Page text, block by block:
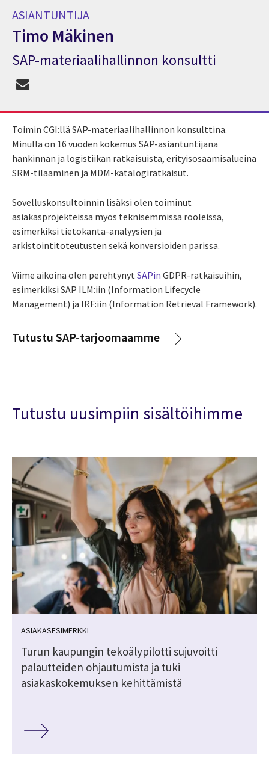
ASIANTUNTIJA
Timo Mäkinen
Asiantuntija Timo Mäkinen
SAP-materiaalihallinnon konsultti
Toimin CGI:llä SAP-materiaalihallinnon konsulttina.
Minulla on 16 vuoden kokemus SAP-asiantuntijana
hankinnan ja logistiikan ratkaisuista, erityisosaamisalueina
SRM-tilaaminen ja MDM-katalogiratkaisut.
Sovelluskonsultoinnin lisäksi olen toiminut
asiakasprojekteissa myös teknisemmissä rooleissa,
esimerkiksi tietokanta-analyysien ja
arkistointitoteutusten sekä konversioiden parissa.
Viime aikoina olen perehtynyt SAPin GDPR-ratkaisuihin,
esimerkiksi SAP ILM:iin (Information Lifecycle
Management) ja IRF:iin (Information Retrieval Framework).
Tutustu SAP-tarjoomaamme
Tutustu uusimpiin sisältöihimme
ASIAKASESIMERKKI
Turun kaupungin tekoälypilotti sujuvoitti
palautteiden ohjautumista ja tuki
asiakaskokemuksen kehittämistä